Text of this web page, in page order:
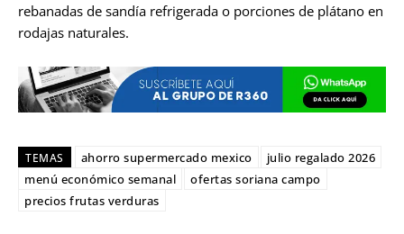
rebanadas de sandía refrigerada o porciones de plátano en
rodajas naturales.
TEMAS ahorro supermercado mexico
julio regalado 2026
menú económico semanal
ofertas soriana campo
precios frutas verduras